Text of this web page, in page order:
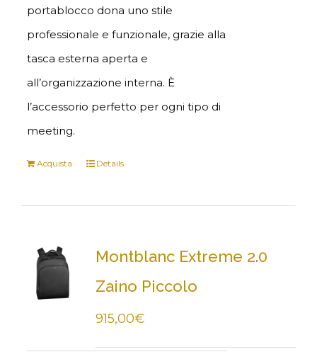
portablocco dona uno stile
professionale e funzionale, grazie alla
tasca esterna aperta e
all’organizzazione interna. È
l’accessorio perfetto per ogni tipo di
meeting.
Acquista Details
Montblanc Extreme 2.0
Zaino Piccolo
915,00€